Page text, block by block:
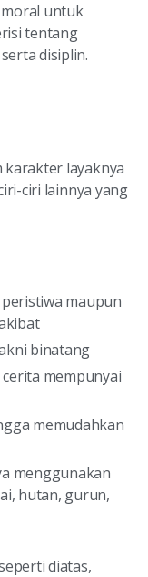
moral untuk
tentang
disiplin.
karakter layaknya
ciri lainnya yang
maupun
binatang
mempunyai
memudahkan
menggunakan
hutan, gurun,
diatas,